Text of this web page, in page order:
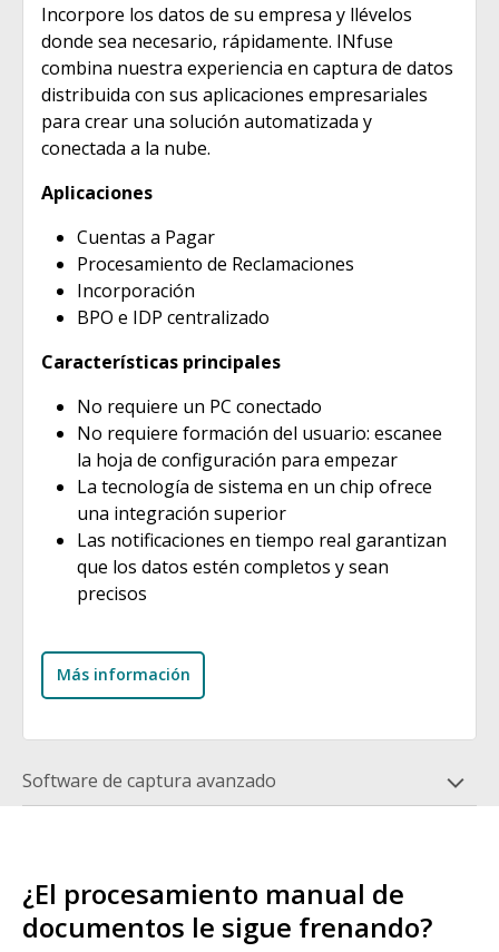
Incorpore los datos de su empresa y llévelos
donde sea necesario, rápidamente. INfuse
combina nuestra experiencia en captura de datos
distribuida con sus aplicaciones empresariales
para crear una solución automatizada y
conectada a la nube.
Aplicaciones
Cuentas a Pagar
Procesamiento de Reclamaciones
Incorporación
BPO e IDP centralizado
Características principales
No requiere un PC conectado
No requiere formación del usuario: escanee
la hoja de configuración para empezar
La tecnología de sistema en un chip ofrece
una integración superior
Las notificaciones en tiempo real garantizan
que los datos estén completos y sean
precisos
Más información
Software de captura avanzado
¿El procesamiento manual de
documentos le sigue frenando?